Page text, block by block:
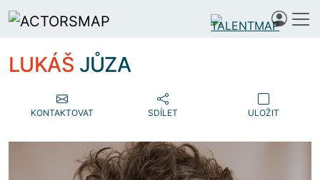
LUKÁŠ JŮZA
KONTAKTOVAT SDÍLET ULOŽIT